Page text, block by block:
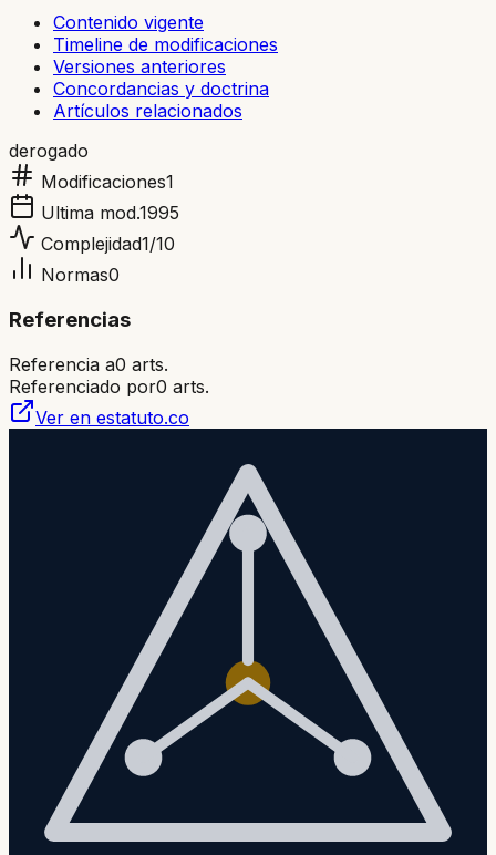
Contenido vigente
Timeline de modificaciones
Versiones anteriores
Concordancias y doctrina
Artículos relacionados
derogado
Modificaciones1
Ultima mod.1995
Complejidad1/10
Normas0
Referencias
Referencia a0 arts.
Referenciado por0 arts.
Ver en estatuto.co